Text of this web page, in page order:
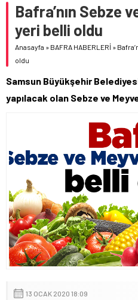
Bafra’nın Sebze
yeri belli oldu
Anasayfa » BAFRA HABERLERİ »
oldu
Samsun Büyükşehir
yapılacak olan Sebze ve
13 OCAK 2020 18:09